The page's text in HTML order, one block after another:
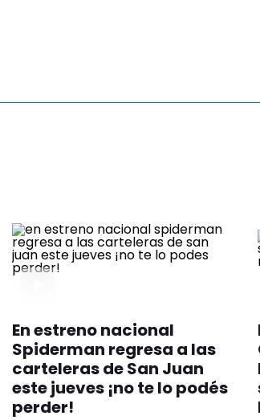
En estreno nacional
Spiderman regresa a las
carteleras de San Juan
este jueves ¡no te lo podés
perder!